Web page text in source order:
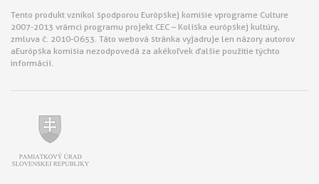
Tento produkt vznikol s podporou Európskej komisie v programe Culture
2007-2013 v rámci programu projekt CEC – Kolíska európskej kultúry,
zmluva č. 2010-O653. Táto webová stránka vyjadruje len názory autorov
a Európska komisia nezodpovedá za akékoľvek ďalšie použitie týchto
informácií.